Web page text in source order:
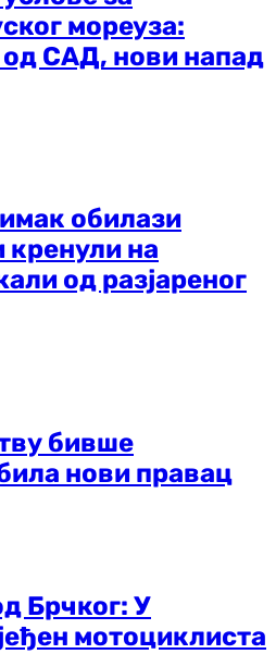
мореуза:
САД, нови напад
обилази
кренули на
од разјареног
бивше
нови правац
Брчког: У
мотоциклиста